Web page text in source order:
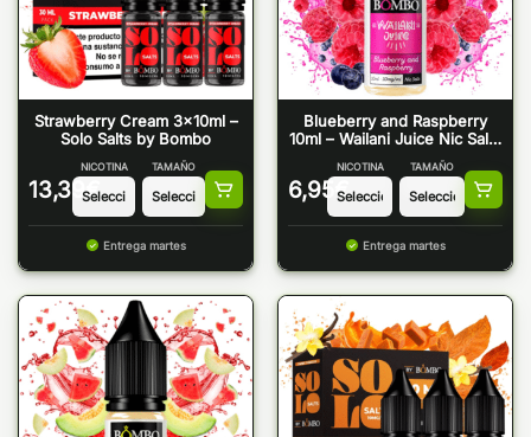
Strawberry Cream 3x10ml –
Solo Salts by Bombo
13,39€
NICOTINA TAMAÑO
Entrega martes
Blueberry and Raspberry
10ml – Wailani Juice Nic Salts
6,95 €
NICOTINA TAMAÑO
Entrega martes